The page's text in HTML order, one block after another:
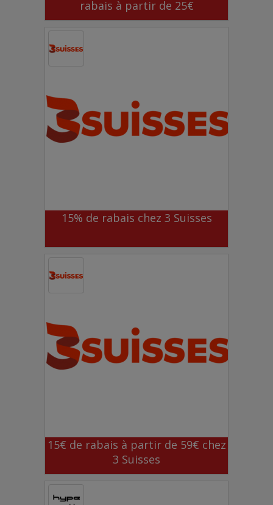
rabais à partir de 25€
15% de rabais chez 3 Suisses
15€ de rabais à partir de 59€ chez
3 Suisses